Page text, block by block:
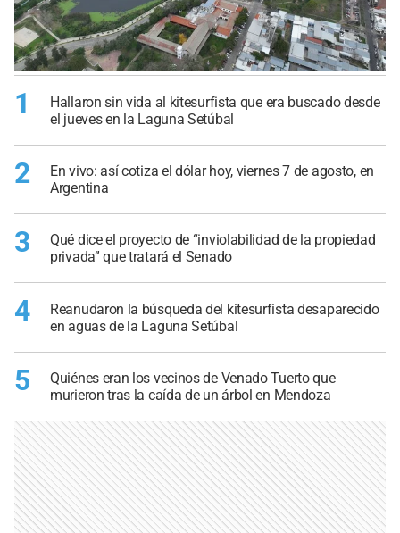
1
Hallaron sin vida al kitesurfista que era buscado desde
el jueves en la Laguna Setúbal
2
En vivo: así cotiza el dólar hoy, viernes 7 de agosto, en
Argentina
3
Qué dice el proyecto de “inviolabilidad de la propiedad
privada” que tratará el Senado
4
Reanudaron la búsqueda del kitesurfista desaparecido
en aguas de la Laguna Setúbal
5
Quiénes eran los vecinos de Venado Tuerto que
murieron tras la caída de un árbol en Mendoza